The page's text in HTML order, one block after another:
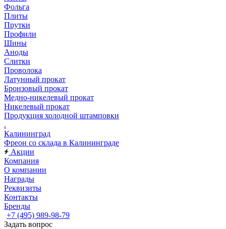
Фольга
Плиты
Прутки
Профили
Шины
Аноды
Слитки
Проволока
Латунный прокат
Бронзовый прокат
Медно-никелевый прокат
Никелевый прокат
Продукция холодной штамповки
.
Калининград
Фреон со склада в Калининграде
Акции
Компания
О компании
Награды
Реквизиты
Контакты
Бренды
+7 (495) 989-98-79
Задать вопрос